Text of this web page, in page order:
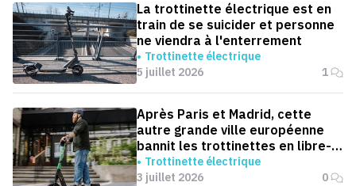
La trottinette électrique est en
train de se suicider et personne
ne viendra à l'enterrement
Trottinette électrique
5 juillet 2026
1
Après Paris et Madrid, cette
autre grande ville européenne
bannit les trottinettes en libre-
service
Trottinette électrique
3 juillet 2026
0